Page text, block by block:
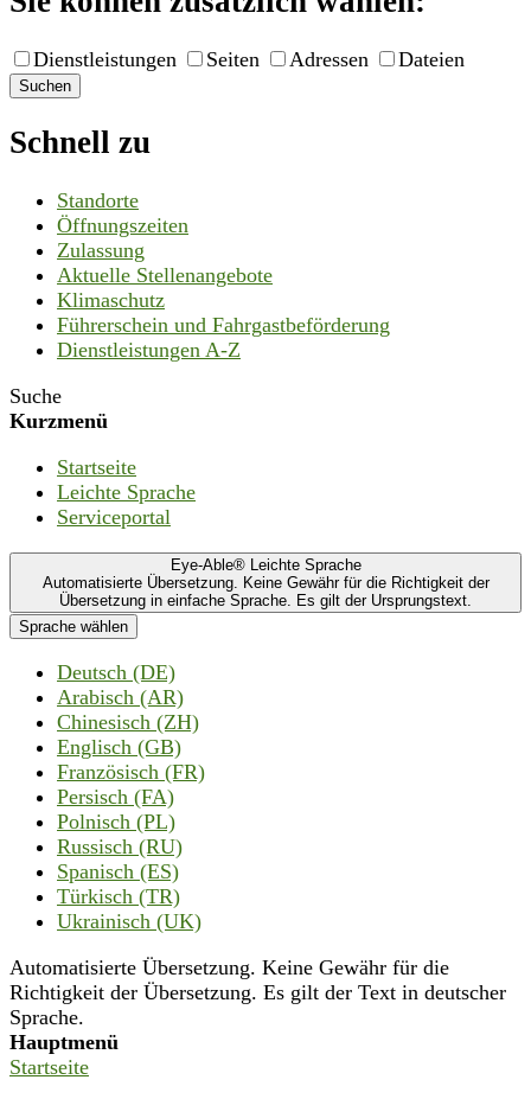
Dienstleistungen Seiten Adressen Dateien
Suchen
Schnell zu
Standorte
Öffnungszeiten
Zulassung
Aktuelle Stellenangebote
Klimaschutz
Führerschein und Fahrgastbeförderung
Dienstleistungen A-Z
Suche
Kurzmenü
Startseite
Leichte Sprache
Serviceportal
Eye-Able® Leichte Sprache
Automatisierte Übersetzung. Keine Gewähr für die Richtigkeit der
Übersetzung in einfache Sprache. Es gilt der Ursprungstext.
Sprache wählen
Deutsch (DE)
Arabisch (AR)
Chinesisch (ZH)
Englisch (GB)
Französisch (FR)
Persisch (FA)
Polnisch (PL)
Russisch (RU)
Spanisch (ES)
Türkisch (TR)
Ukrainisch (UK)
Automatisierte Übersetzung. Keine Gewähr für die
Richtigkeit der Übersetzung. Es gilt der Text in deutscher
Sprache.
Hauptmenü
Startseite